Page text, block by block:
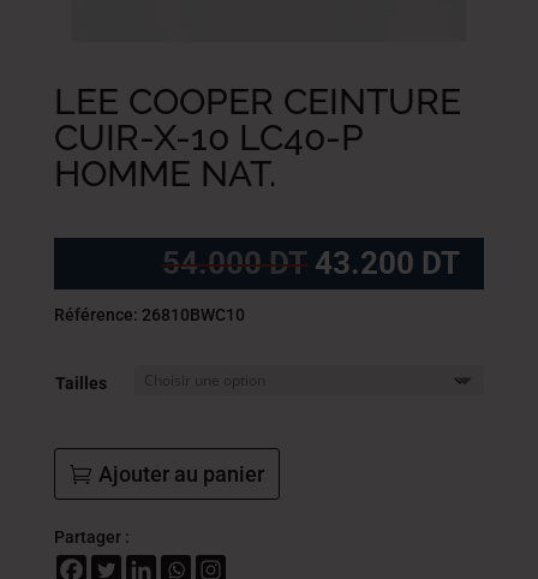
LEE COOPER CEINTURE
CUIR-X-10 LC40-P
HOMME NAT.
54.000DT Le
prix
43.200 DTLe
prix
Référence: 26810BWC10
Tailles
Ajouter au panier
Partager :